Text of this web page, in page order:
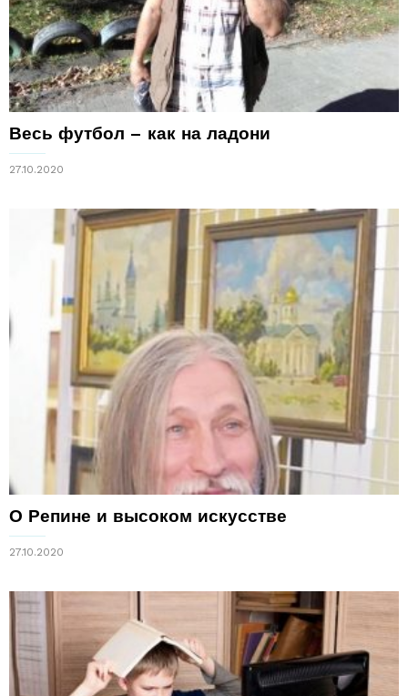
Весь футбол – как на ладони
27.10.2020
О Репине и высоком искусстве
27.10.2020